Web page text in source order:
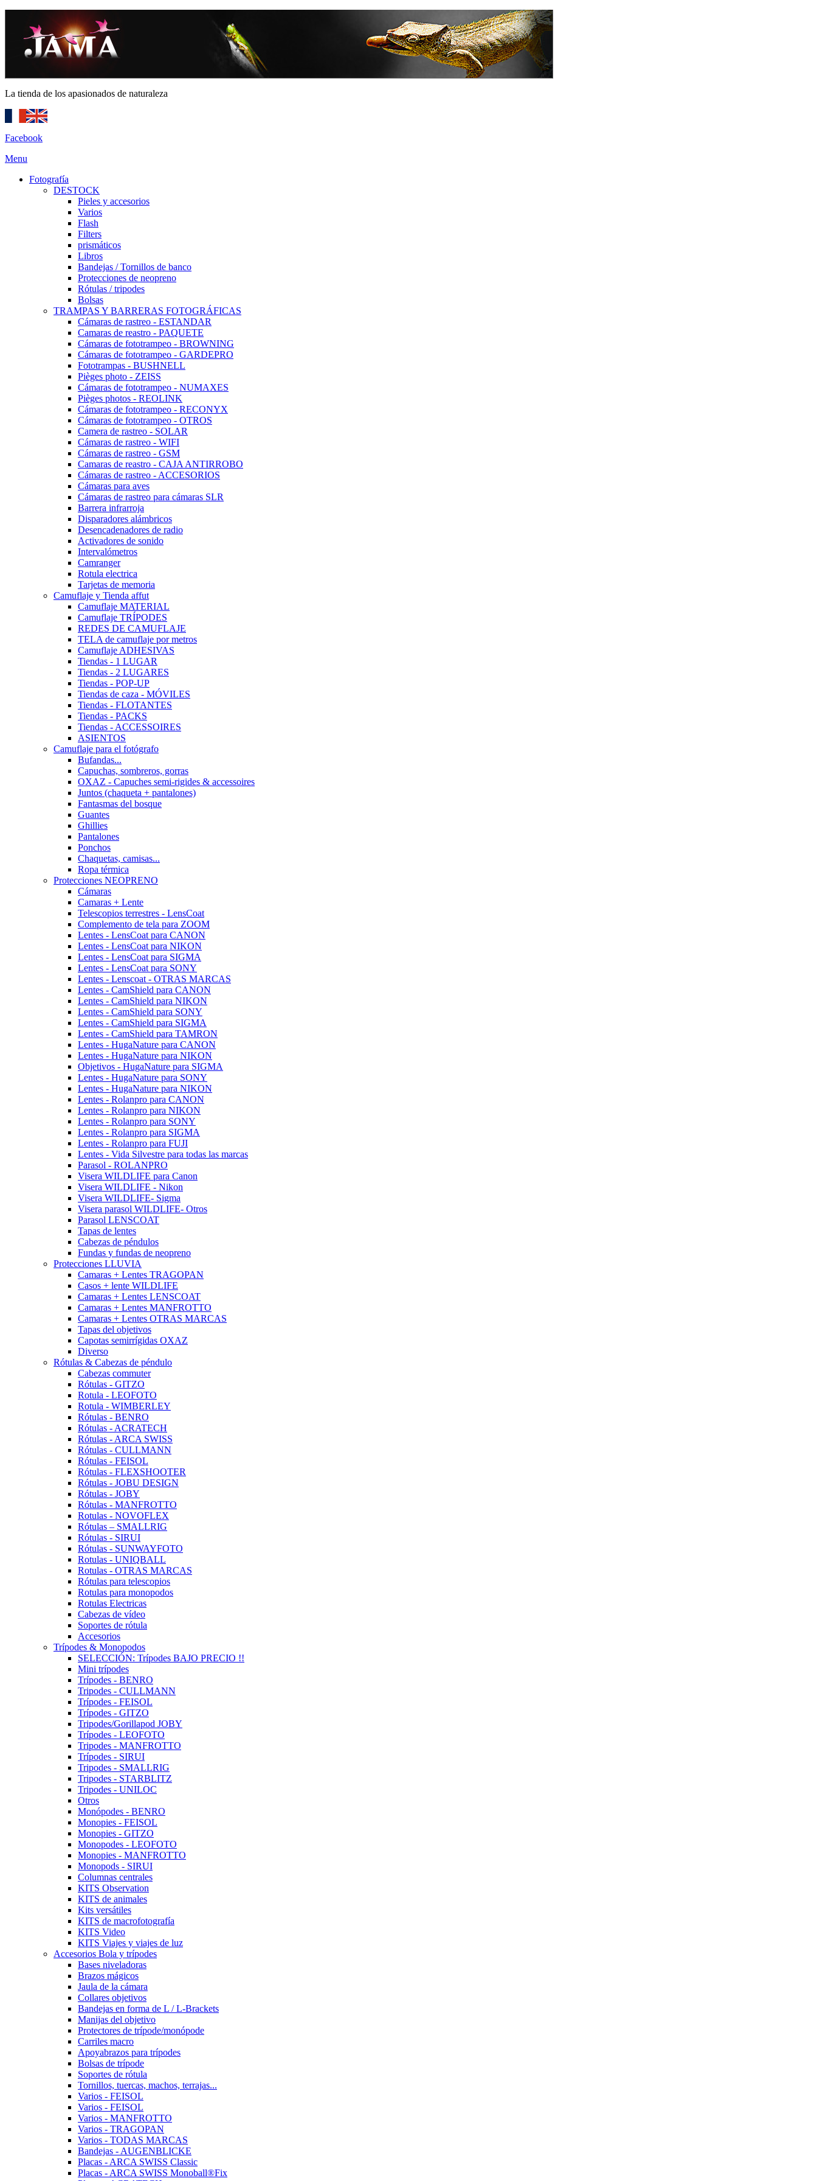
La tienda de los apasionados de naturaleza
Facebook
Menu
Fotografía
DESTOCK
Pieles y accesorios
Varios
Flash
Filters
prismáticos
Libros
Bandejas / Tornillos de banco
Protecciones de neopreno
Rótulas / tripodes
Bolsas
TRAMPAS Y BARRERAS FOTOGRÁFICAS
Cámaras de rastreo - ESTANDAR
Camaras de reastro - PAQUETE
Cámaras de fototrampeo - BROWNING
Cámaras de fototrampeo - GARDEPRO
Fototrampas - BUSHNELL
Pièges photo - ZEISS
Cámaras de fototrampeo - NUMAXES
Pièges photos - REOLINK
Cámaras de fototrampeo - RECONYX
Cámaras de fototrampeo - OTROS
Camera de rastreo - SOLAR
Cámaras de rastreo - WIFI
Cámaras de rastreo - GSM
Camaras de reastro - CAJA ANTIRROBO
Cámaras de rastreo - ACCESORIOS
Cámaras para aves
Cámaras de rastreo para cámaras SLR
Barrera infrarroja
Disparadores alámbricos
Desencadenadores de radio
Activadores de sonido
Intervalómetros
Camranger
Rotula electrica
Tarjetas de memoria
Camuflaje y Tienda affut
Camuflaje MATERIAL
Camuflaje TRÍPODES
REDES DE CAMUFLAJE
TELA de camuflaje por metros
Camuflaje ADHESIVAS
Tiendas - 1 LUGAR
Tiendas - 2 LUGARES
Tiendas - POP-UP
Tiendas de caza - MÓVILES
Tiendas - FLOTANTES
Tiendas - PACKS
Tiendas - ACCESSOIRES
ASIENTOS
Camuflaje para el fotógrafo
Bufandas...
Capuchas, sombreros, gorras
OXAZ - Capuches semi-rigides & accessoires
Juntos (chaqueta + pantalones)
Fantasmas del bosque
Guantes
Ghillies
Pantalones
Ponchos
Chaquetas, camisas...
Ropa térmica
Protecciones NEOPRENO
Cámaras
Camaras + Lente
Telescopios terrestres - LensCoat
Complemento de tela para ZOOM
Lentes - LensCoat para CANON
Lentes - LensCoat para NIKON
Lentes - LensCoat para SIGMA
Lentes - LensCoat para SONY
Lentes - Lenscoat - OTRAS MARCAS
Lentes - CamShield para CANON
Lentes - CamShield para NIKON
Lentes - CamShield para SONY
Lentes - CamShield para SIGMA
Lentes - CamShield para TAMRON
Lentes - HugaNature para CANON
Lentes - HugaNature para NIKON
Objetivos - HugaNature para SIGMA
Lentes - HugaNature para SONY
Lentes - HugaNature para NIKON
Lentes - Rolanpro para CANON
Lentes - Rolanpro para NIKON
Lentes - Rolanpro para SONY
Lentes - Rolanpro para SIGMA
Lentes - Rolanpro para FUJI
Lentes - Vida Silvestre para todas las marcas
Parasol - ROLANPRO
Visera WILDLIFE para Canon
Visera WILDLIFE - Nikon
Visera WILDLIFE- Sigma
Visera parasol WILDLIFE- Otros
Parasol LENSCOAT
Tapas de lentes
Cabezas de péndulos
Fundas y fundas de neopreno
Protecciones LLUVIA
Camaras + Lentes TRAGOPAN
Casos + lente WILDLIFE
Camaras + Lentes LENSCOAT
Camaras + Lentes MANFROTTO
Camaras + Lentes OTRAS MARCAS
Tapas del objetivos
Capotas semirrígidas OXAZ
Diverso
Rótulas & Cabezas de péndulo
Cabezas commuter
Rótulas - GITZO
Rotula - LEOFOTO
Rotula - WIMBERLEY
Rótulas - BENRO
Rótulas - ACRATECH
Rótulas - ARCA SWISS
Rótulas - CULLMANN
Rótulas - FEISOL
Rótulas - FLEXSHOOTER
Rótulas - JOBU DESIGN
Rótulas - JOBY
Rótulas - MANFROTTO
Rotulas - NOVOFLEX
Rótulas – SMALLRIG
Rótulas - SIRUI
Rótulas - SUNWAYFOTO
Rotulas - UNIQBALL
Rotulas - OTRAS MARCAS
Rótulas para telescopios
Rotulas para monopodos
Rotulas Electricas
Cabezas de vídeo
Soportes de rótula
Accesorios
Trípodes & Monopodos
SELECCIÓN: Trípodes BAJO PRECIO !!
Mini trípodes
Trípodes - BENRO
Tripodes - CULLMANN
Trípodes - FEISOL
Trípodes - GITZO
Tripodes/Gorillapod JOBY
Trípodes - LEOFOTO
Tripodes - MANFROTTO
Trípodes - SIRUI
Tripodes - SMALLRIG
Tripodes - STARBLITZ
Tripodes - UNILOC
Otros
Monópodes - BENRO
Monopies - FEISOL
Monopies - GITZO
Monopodes - LEOFOTO
Monopies - MANFROTTO
Monopods - SIRUI
Columnas centrales
KITS Observation
KITS de animales
Kits versátiles
KITS de macrofotografía
KITS Video
KITS Viajes y viajes de luz
Accesorios Bola y trípodes
Bases niveladoras
Brazos mágicos
Jaula de la cámara
Collares objetivos
Bandejas en forma de L / L-Brackets
Manijas del objetivo
Protectores de trípode/monópode
Carriles macro
Apoyabrazos para trípodes
Bolsas de trípode
Soportes de rótula
Tornillos, tuercas, machos, terrajas...
Varios - FEISOL
Varios - FEISOL
Varios - MANFROTTO
Varios - TRAGOPAN
Varios - TODAS MARCAS
Bandejas - AUGENBLICKE
Placas - ARCA SWISS Classic
Placas - ARCA SWISS Monoball®Fix